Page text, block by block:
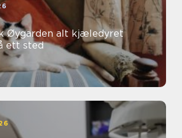
alt kjæledyret
ett sted